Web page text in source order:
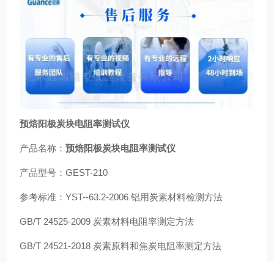
预焙阳极炭块电阻率测试仪
产品名称： 预焙阳极炭块电阻率测试仪
产品型号：GEST-210
参考标准：YST--63.2-2006 铝用炭素材料检测方法
GB/T 24525-2009 炭素材料电阻率测定方法
GB/T 24521-2018 炭素原料和焦炭电阻率测定方法